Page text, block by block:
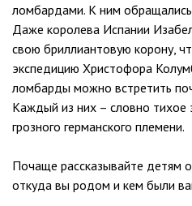
ломбардами. К ним
Даже королева Испании
свою бриллиантовую корону,
экспедицию Христофора
ломбарды можно встретить
Каждый из них – словно тихое
грозного германского племени.
Почаще рассказывайте детям
откуда вы родом и кем были